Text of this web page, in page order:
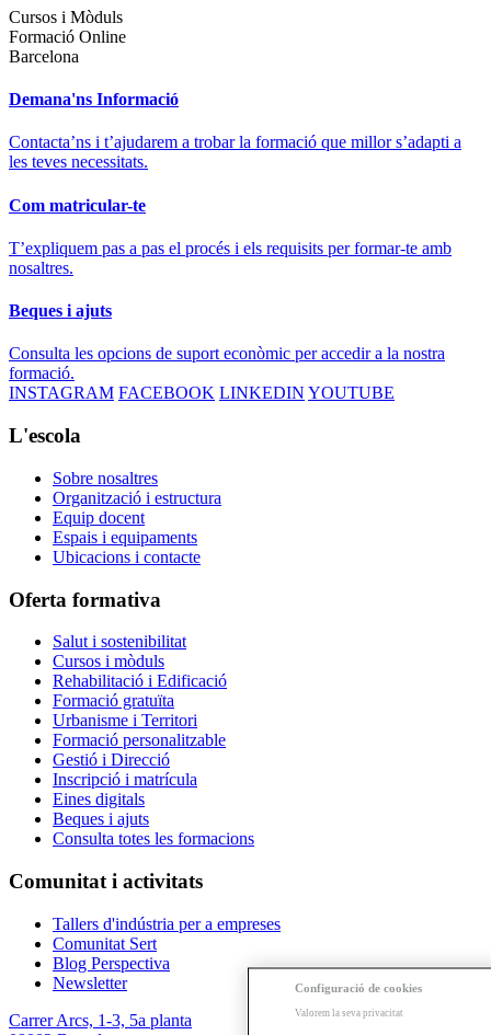
Cursos i Mòduls
Formació Online
Barcelona
Demana'ns Informació
Contacta’ns i t’ajudarem a trobar la formació que millor s’adapti a
les teves necessitats.
Com matricular-te
T’expliquem pas a pas el procés i els requisits per formar-te amb
nosaltres.
Beques i ajuts
Consulta les opcions de suport econòmic per accedir a la nostra
formació.
INSTAGRAM FACEBOOK LINKEDIN YOUTUBE
L'escola
Sobre nosaltres
Organització i estructura
Equip docent
Espais i equipaments
Ubicacions i contacte
Oferta formativa
Salut i sostenibilitat
Cursos i mòduls
Rehabilitació i Edificació
Formació gratuïta
Urbanisme i Territori
Formació personalitzable
Gestió i Direcció
Inscripció i matrícula
Eines digitals
Beques i ajuts
Consulta totes les formacions
Comunitat i activitats
Tallers d'indústria per a empreses
Comunitat Sert
Blog Perspectiva
Newsletter
Carrer Arcs, 1-3, 5a planta
Configuració de cookies
Valorem la seva privacitat